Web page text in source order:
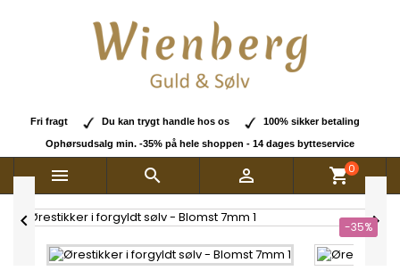
Fri fragt Du kan trygt handle hos os 100% sikker betaling
Ophørsudsalg min. -35% på hele shoppen - 14 dages bytteservice
   shopping_cart0
-35%
 